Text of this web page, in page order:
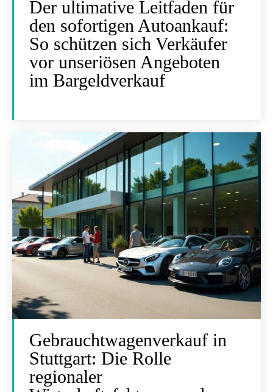
Der ultimative Leitfaden für
den sofortigen Autoankauf:
So schützen sich Verkäufer
vor unseriösen Angeboten
im Bargeldverkauf
Gebrauchtwagenverkauf in
Stuttgart: Die Rolle
regionaler